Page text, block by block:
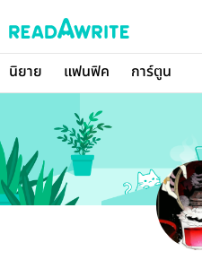
นิยาย แฟนฟิค การ์ตูน